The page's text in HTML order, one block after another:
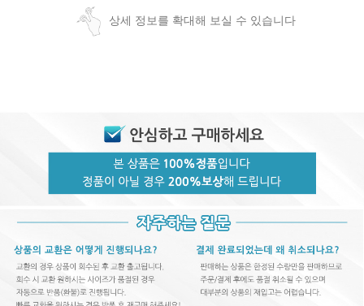
상세 정보를 확대해 보실 수 있습니다